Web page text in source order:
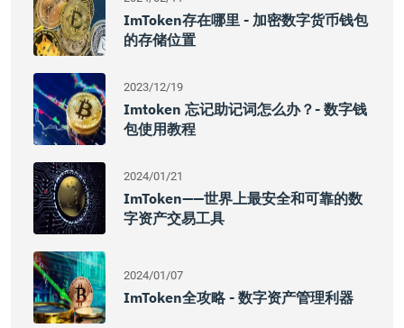
ImToken存在哪里 - 加密数字货币钱包
的存储位置
2023/12/19
Imtoken 忘记助记词怎么办？- 数字钱
包使用教程
2024/01/21
ImToken——世界上最安全和可靠的数
字资产交易工具
2024/01/07
ImToken全攻略 - 数字资产管理利器